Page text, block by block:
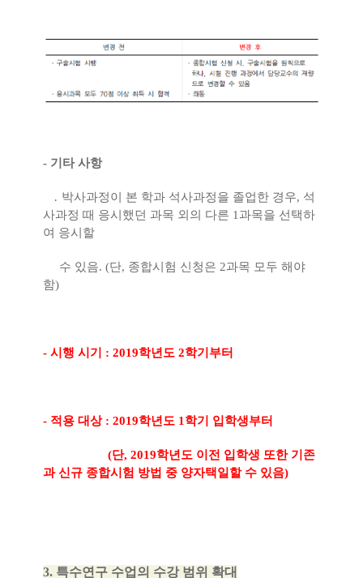
- 기타 사항
․ 박사과정이 본 학과 석사과정을 졸업한 경우, 석
사과정 때 응시했던 과목 외의 다른 1 과목을 선택하
여 응시할
수 있음. (단, 종합시험 신청은 2과목 모두 해야
함)
- 시행 시기 : 2019학년도 2학기부터
- 적용 대상 : 2019학년도 1 학기 입학생부터
(단, 2019학년도 이전 입학생 또한 기존
과 신규 종합시험 방법 중 양자택일할 수 있음)
3. 특수연구 수업의 수강 범위 확대